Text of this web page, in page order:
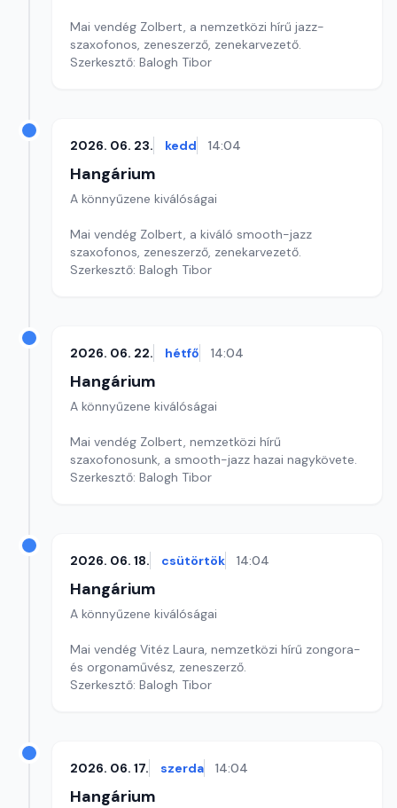
Mai vendég Zolbert, a nemzetközi hírű jazz-
szaxofonos, zeneszerző, zenekarvezető.
Szerkesztő: Balogh Tibor
2026. 06. 23. kedd 14:04
Hangárium
A könnyűzene kiválóságai
Mai vendég Zolbert, a kiváló smooth-jazz
szaxofonos, zeneszerző, zenekarvezető.
Szerkesztő: Balogh Tibor
2026. 06. 22. hétfő 14:04
Hangárium
A könnyűzene kiválóságai
Mai vendég Zolbert, nemzetközi hírű
szaxofonosunk, a smooth-jazz hazai nagykövete.
Szerkesztő: Balogh Tibor
2026. 06. 18. csütörtök 14:04
Hangárium
A könnyűzene kiválóságai
Mai vendég Vitéz Laura, nemzetközi hírű zongora-
és orgonaművész, zeneszerző.
Szerkesztő: Balogh Tibor
2026. 06. 17. szerda 14:04
Hangárium